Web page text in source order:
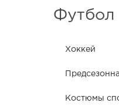
Футбол
Хоккей
Костюмы